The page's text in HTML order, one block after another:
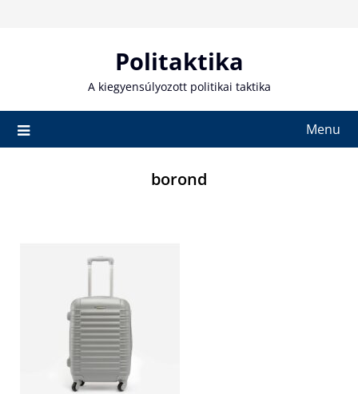
Politaktika
A kiegyensúlyozott politikai taktika
Menu
borond